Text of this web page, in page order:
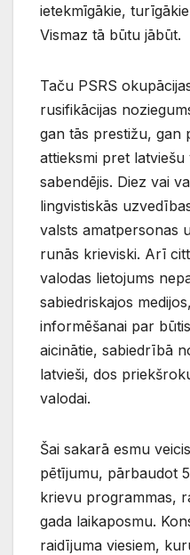
ietekmīgākie,
Vismaz tā būtu jābūt.
Taču PSRS
rusifikācijas
gan tās prestižu, gan
attieksmi pret
sabendējis. Diez vai
lingvistiskās
valsts amatpersonas
runās krieviski. Arī
valodas lietojums
sabiedriskajos
informēšanai par
aicinātie, sabiedrībā
latvieši, dos
valodai.
Šai sakarā esmu
pētījumu, pārbaudot
krievu programmas,
gada laikaposmu.
raidījuma viesiem,